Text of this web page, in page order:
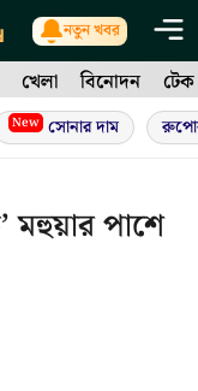
নতুন খবর
খেলা বিনোদন টেক
New সোনার দাম
মহুয়ার পাশে